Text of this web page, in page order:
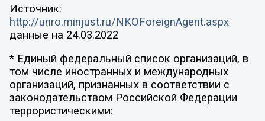
Источник:
http://unro.minjust.ru/NKOForeignAgent.aspx
данные на 24.03.2022
* Единый федеральный список организаций, в
том числе иностранных и международных
организаций, признанных в соответствии с
законодательством Российской Федерации
террористическими: